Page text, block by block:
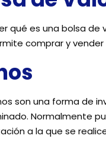
qué es una bolsa de
comprar y vender
son una forma de
Normalmente
a la que se